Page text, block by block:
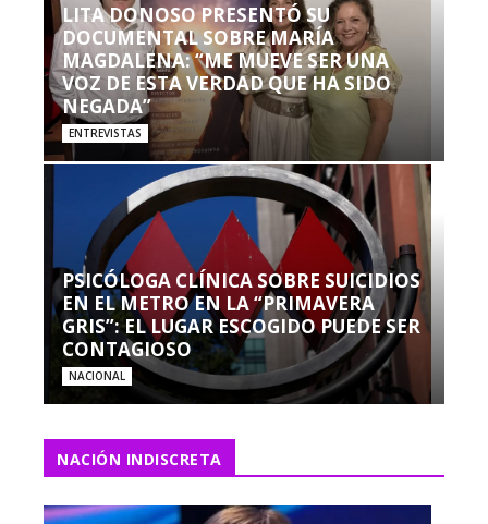
LITA DONOSO PRESENTÓ SU
DOCUMENTAL SOBRE MARÍA
MAGDALENA: “ME MUEVE SER UNA
VOZ DE ESTA VERDAD QUE HA SIDO
NEGADA”
ENTREVISTAS
PSICÓLOGA CLÍNICA SOBRE SUICIDIOS
EN EL METRO EN LA “PRIMAVERA
GRIS”: EL LUGAR ESCOGIDO PUEDE SER
CONTAGIOSO
NACIONAL
NACIÓN INDISCRETA